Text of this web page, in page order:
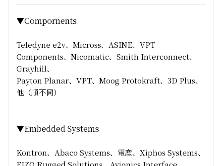
▼Compornents
Teledyne e2v、Micross、ASINE、VPT
Components、Nicomatic、Smith Interconnect、
Grayhill、
Payton Planar、VPT、Moog Protokraft、3D Plus、
他（順不同）
▼Embedded Systems
Kontron、Abaco Systems、電産、Xiphos Systems、